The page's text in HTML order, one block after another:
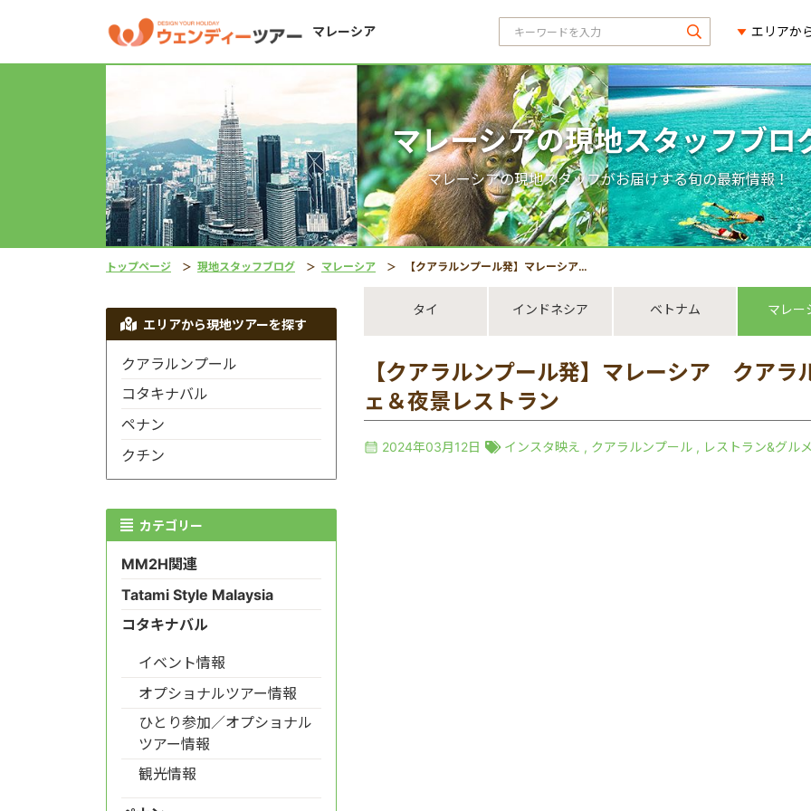
マレーシア エリアか
マレーシアの現地スタッフブロ
マレーシアの現地スタッフがお届けする旬の最新情報！
トップページ 現地スタッフブログ マレーシア 【クアラルンプール発】マレーシア クアラルンプールのインスタ映えカフェ＆夜景レストラン
タイ インドネシア ベトナム マレー
【クアラルンプール発】マレーシア クアラ
ェ＆夜景レストラン
2024年03月12日 インスタ映え , クアラルンプール , レストラン&グル
エリアから現地ツアーを探す
クアラルンプール
コタキナバル
ペナン
クチン
カテゴリー
MM2H関連
Tatami Style Malaysia
コタキナバル
イベント情報
オプショナルツアー情報
ひとり参加／オプショナル
ツアー情報
観光情報